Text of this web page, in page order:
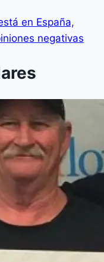
en España,
negativas